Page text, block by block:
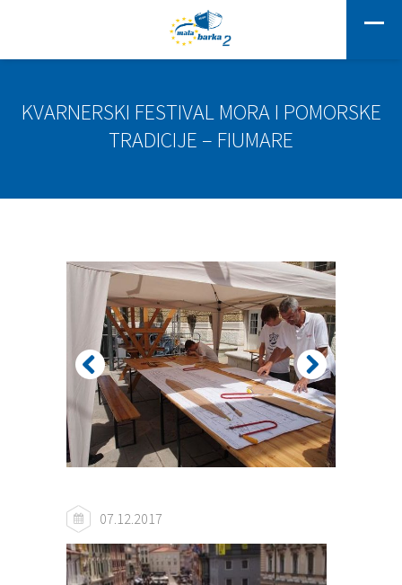
KVARNERSKI FESTIVAL MORA I POMORSKE
TRADICIJE – FIUMARE
07.12.2017